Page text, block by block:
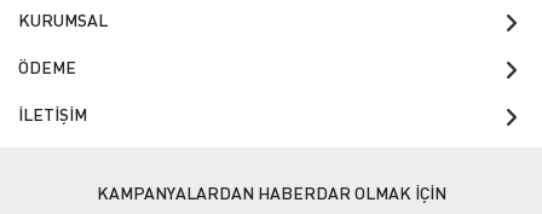
KURUMSAL
ÖDEME
İLETİŞİM
KAMPANYALARDAN HABERDAR OLMAK İÇİN